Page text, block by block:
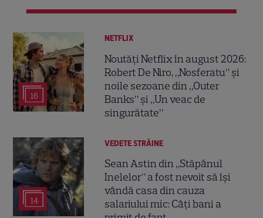
16
NETFLIX
Noutăți Netflix în august 2026:
Robert De Niro, „Nosferatu” și
noile sezoane din „Outer
Banks” și „Un veac de
singurătate”
14
VEDETE STRĂINE
Sean Astin din „Stăpânul
Inelelor” a fost nevoit să își
vândă casa din cauza
salariului mic: Câți bani a